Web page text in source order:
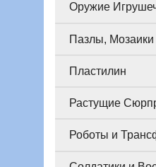
Оружие
Пазлы, Мозаики
Пластилин
Растущие
Роботы и